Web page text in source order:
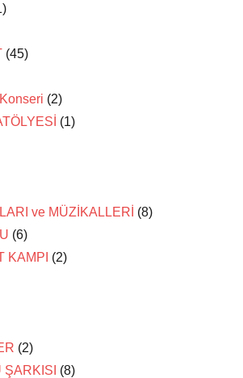
(45)
(2)
(1)
ve MÜZİKALLERİ (8)
(6)
KAMPI (2)
(2)
ŞARKISI (8)